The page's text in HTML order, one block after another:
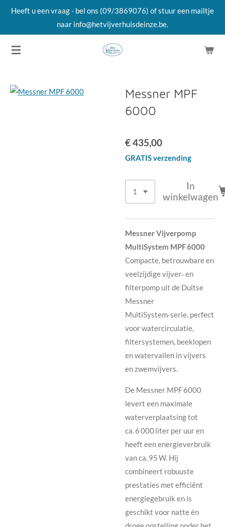
Ga
de
Heeft u een vraag - bel ons (09/3869076) of stuur een mailtje
naar info@hetvijverhuisdeinze.be.
Messner MPF
6000
€ 435,00
GRATIS verzending
In
winkelwagen
Messner Vijverpomp
MultiSystem MPF 6000
Compacte, betrouwbare en
veelzijdige vijver‑ en
filterpomp uit de Duitse
Messner
MultiSystem‑serie, perfect
voor watercirculatie,
filtersystemen, beeklopen
en watervallen in vijvers
en zwemvijvers.
De Messner MPF 6000
levert een maximale
waterverplaatsing tot
ca. 6 000 liter per uur en
heeft een energieverbruik
van ca. 95 W. Hij
combineert robuuste
prestaties met efficiënt
energiegebruik en is
geschikt voor natte én